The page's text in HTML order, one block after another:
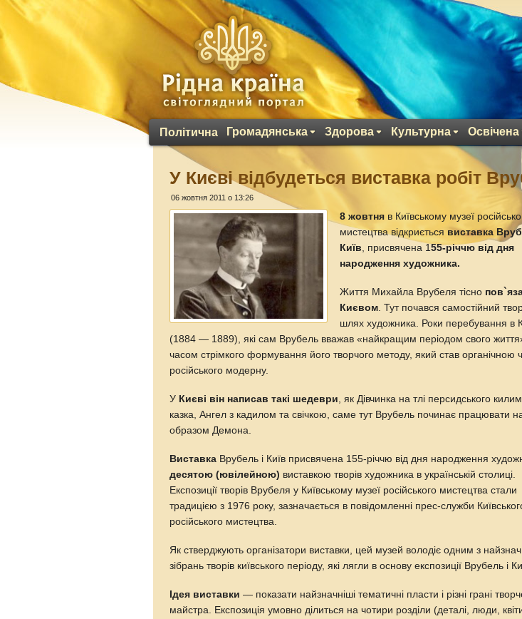
Політична Громадянська Здорова Культурна Освічена
У Києві відбудеться виставка робіт
06 жовтня 2011 о 13:26
8 жовтня в Київському музеї
мистецтва відкриється виставка
Київ, присвячена 155-річчю від дня
народження художника.
Життя Михайла Врубеля тісно
Києвом . Тут почався самостійний
шлях художника. Роки перебування в
(1884 — 1889), які сам Врубель вважав «найкращим періодом свого
часом стрімкого формування його творчого методу, який став органічною
російського модерну.
У Києві він написав такі шедеври , як Дівчинка на тлі персидського
казка, Ангел з кадилом та свічкою, саме тут Врубель починає працювати
образом Демона.
Виставка Врубель і Київ присвячена 155-річчю від дня народження
десятою (ювілейною) виставкою творів художника в українській столиці.
Експозиції творів Врубеля у Київському музеї російського мистецтва стали
традицією з 1976 року, зазначається в повідомленні прес-служби
російського мистецтва.
Як стверджують організатори виставки, цей музей володіє одним з
зібрань творів київського періоду, які лягли в основу експозиції Врубель і
Ідея виставки — показати найзначніші тематичні пласти і різні грані
майстра. Експозиція умовно ділиться на чотири розділи (деталі, люди, квіти